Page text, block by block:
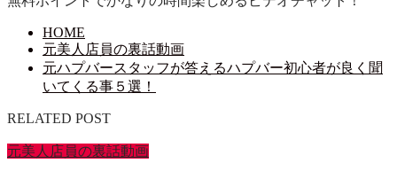
HOME
元美人店員の裏話動画
元ハプバースタッフが答えるハプバー初心者が良く聞
いてくる事５選！
RELATED POST
元美人店員の裏話動画